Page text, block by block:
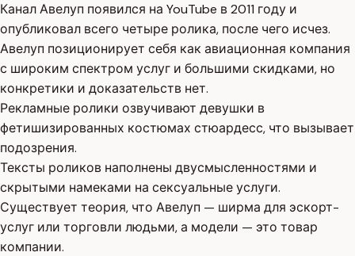
Канал Авелуп появился на YouTube в 2011 году и
опубликовал всего четыре ролика, после чего исчез.
Авелуп позиционирует себя как авиационная компания
с широким спектром услуг и большими скидками, но
конкретики и доказательств нет.
Рекламные ролики озвучивают девушки в
фетишизированных костюмах стюардесс, что вызывает
подозрения.
Тексты роликов наполнены двусмысленностями и
скрытыми намеками на сексуальные услуги.
Существует теория, что Авелуп — ширма для эскорт-
услуг или торговли людьми, а модели — это товар
компании.